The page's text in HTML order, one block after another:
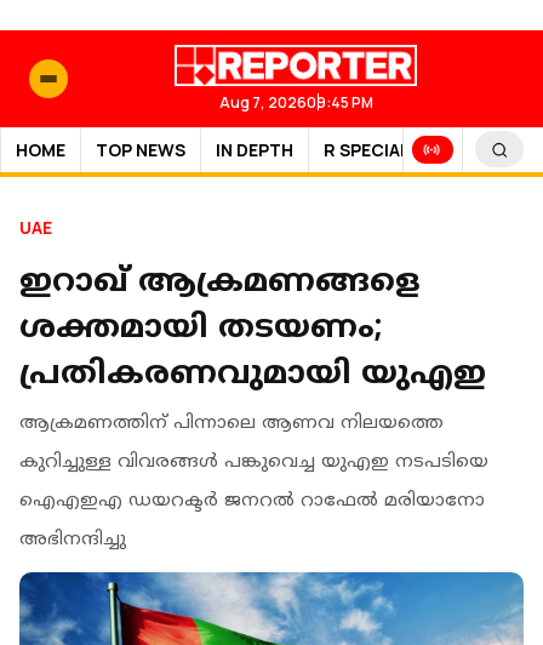
Aug 7, 202609:45 PM
HOME TOP NEWS IN DEPTH R SPECIAL SPORTS
UAE
ഇറാഖ് ആക്രമണങ്ങളെ
ശക്തമായി തടയണം;
പ്രതികരണവുമായി യുഎഇ
ആക്രമണത്തിന് പിന്നാലെ ആണവ നിലയത്തെ
കുറിച്ചുള്ള വിവരങ്ങള്‍ പങ്കുവെച്ച യുഎഇ നടപടിയെ
ഐഎഇഎ ഡയറക്ടര്‍ ജനറല്‍ റാഫേല്‍ മരിയാനോ
അഭിനന്ദിച്ചു